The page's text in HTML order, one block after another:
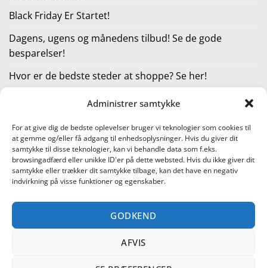
Administrer samtykke
For at give dig de bedste oplevelser bruger vi teknologier som cookies til
at gemme og/eller få adgang til enhedsoplysninger. Hvis du giver dit
samtykke til disse teknologier, kan vi behandle data som f.eks.
browsingadfærd eller unikke ID'er på dette websted. Hvis du ikke giver dit
samtykke eller trækker dit samtykke tilbage, kan det have en negativ
indvirkning på visse funktioner og egenskaber.
GODKEND
AFVIS
Black Friday Er Startet!
Dagens, ugens og månedens tilbud! Se de gode
besparelser!
Hvor er de bedste steder at shoppe? Se her!
Kategorier
Læs vores guide til online shopping
PayPal Stripe
On
METTE JENSEN